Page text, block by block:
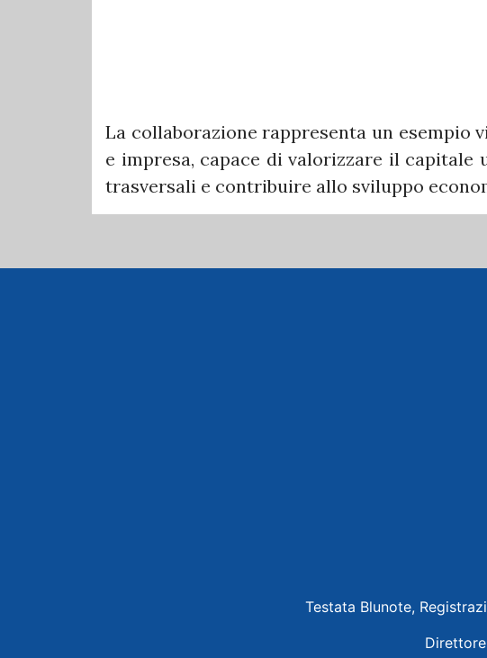
La collaborazione rappresenta un esempio
e impresa, capace di valorizzare il capitale
trasversali e contribuire allo sviluppo
Testata Blunote,